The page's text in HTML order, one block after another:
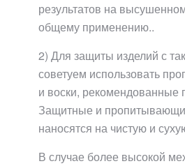
результатов на
общему применению..
2) Для защиты изделий с
советуем использовать
и воски, рекомендованные
Защитные и
наносятся на чистую и
В случае более высокой